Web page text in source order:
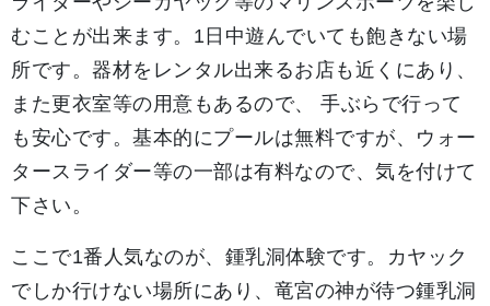
むことが出来ます。1日中遊んでいても飽きない場
所です。器材をレンタル出来るお店も近くにあり、
また更衣室等の用意もあるので、 手ぶらで行って
も安心です。基本的にプールは無料ですが、ウォー
タースライダー等の一部は有料なので、気を付けて
下さい。
ここで1番人気なのが、鍾乳洞体験です。カヤック
でしか行けない場所にあり、竜宮の神が待つ鍾乳洞